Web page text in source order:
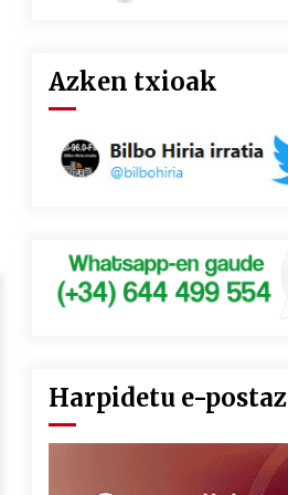
Azken txioak
Harpidetu e-postaz